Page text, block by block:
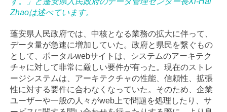
Zhaoは述べています。
蓬安県人民政府では、中核となる業務の拡大に伴って、
データ量が急速に増加していた。政府と県民を繋ぐもの
として、ポータルwebサイトは、システムのアーキテク
チャに対して非常に厳しい要件が有った。現在のストレ
ージシステムは、アーキテクチャの性能、信頼性、拡張
性に対する要件に合わなくなっていた。そのため、企業
ユーザーや一般の人々がweb上で問題を処理したり、サ